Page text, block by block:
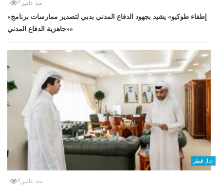
منذ عامين0
«إطفاء طوكيو» يشيد بجهود الدفاع المدني بدبي لتصدير ممارسات برنامج
«جاهزية الدفاع المدني»
حال قطر
منذ عامين0